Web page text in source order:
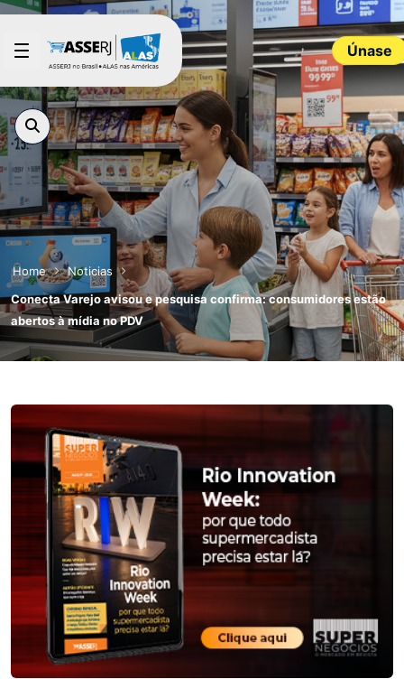
Saltar al contenido principal
Únase
Home
Noticias
Conecta Varejo avisou e pesquisa confirma: consumidores estão
abertos à mídia no PDV